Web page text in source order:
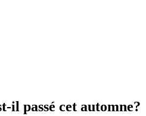
il passé cet automne?